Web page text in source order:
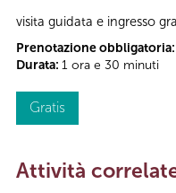
visita guidata e ingresso
Prenotazione obbligatoria:
Durata: 1 ora e 30 minuti
Gratis
Attività